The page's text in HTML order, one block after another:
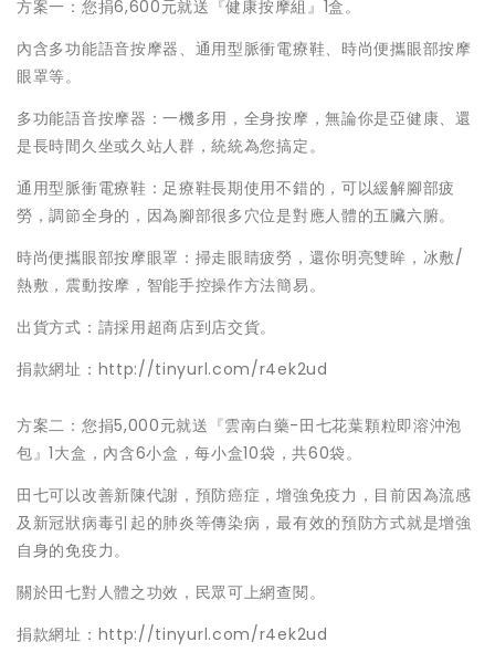
方案一：您捐6,600元就送『健康按摩組』1盒。
內含多功能語音按摩器、通用型脈衝電療鞋、時尚便攜眼部按摩
眼罩等。
多功能語音按摩器：一機多用，全身按摩，無論你是亞健康、還
是長時間久坐或久站人群，統統為您搞定。
通用型脈衝電療鞋：足療鞋長期使用不錯的，可以緩解腳部疲
勞，調節全身的，因為腳部很多穴位是對應人體的五臟六腑。
時尚便攜眼部按摩眼罩：掃走眼睛疲勞，還你明亮雙眸，冰敷/
熱敷，震動按摩，智能手控操作方法簡易。
出貨方式：請採用超商店到店交貨。
捐款網址：http://tinyurl.com/r4ek2ud
方案二：您捐5,000元就送『雲南白藥-田七花葉顆粒即溶沖泡
包』1大盒，內含6小盒，每小盒10袋，共60袋。
田七可以改善新陳代謝，預防癌症，增強免疫力，目前因為流感
及新冠狀病毒引起的肺炎等傳染病，最有效的預防方式就是增強
自身的免疫力。
關於田七對人體之功效，民眾可上網查閱。
捐款網址：http://tinyurl.com/r4ek2ud